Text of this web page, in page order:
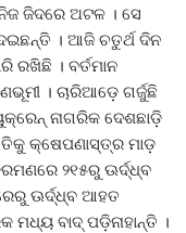
ଜିଦରେ ଅଟଳ । ସେ
। ଆଜି ଚତୁର୍ଥ ଦିନ
ରଖିଛି । ବର୍ତମାନ
। ଚାରିଆଡ଼େ ଗର୍ଜୁଛି
ନାଗରିକ ଦେଶଛାଡ଼ି
କ୍ଷେପଣାସ୍ତ୍ର ମାଡ଼
୨୧୫ରୁ ଊର୍ଦ୍ଧ୍ବ
ଊର୍ଦ୍ଧ୍ବ ଆହତ
ବାଦ୍‍ ପଡ଼ିନାହାନ୍ତି ।